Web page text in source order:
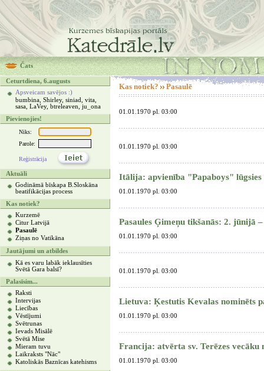
Čats
Ceturtdiena, 6.augusts
Apsveicam savējos :)
bumbina, Shirley, siniad, vita,
sasa, LaVey, btreleaven, ju_ona
Pievienojies!
Niks:
Parole:
Reģistrācija
Aktuāli
Godināmā bīskapa B.Sloskāna
beatifikācijas process
Kas notiek?
Kurzemē
Citur Latvijā
Pasaulē
Ziņas no Vatikāna
Jautājumi un atbildes
Kā es varu labāk ieklausīties
Svētā Gara balsī?
Palasīsim...
Raksti
Intervijas
Liecības
Vēstījumi
Svētrunas
Ievads Misālē
Svētā Mise
Mieram tuvu
Laikraksts "Nāc"
Katoliskās Baznīcas katehisms
Kas notiek? Pasaulē
01.01.1970 pl. 03:00
01.01.1970 pl. 03:00
Itālija: apvienība "Papaboys"
01.01.1970 pl. 03:00
Pasaules Ģimeņu tikšanās: 2. jūnijā
01.01.1970 pl. 03:00
01.01.1970 pl. 03:00
Lietuva: Ķestutis Kevalas nominēts
01.01.1970 pl. 03:00
Francija: atvērta sv. Terēzes vecāku
01.01.1970 pl. 03:00